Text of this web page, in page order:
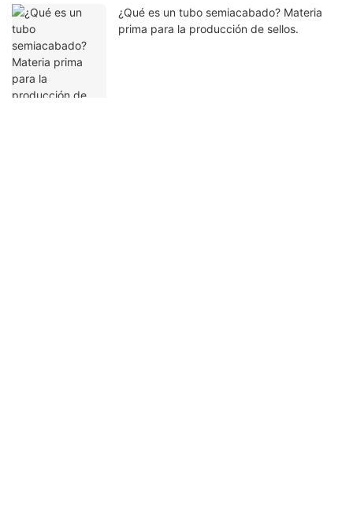
¿Qué es un tubo semiacabado? Materia
prima para la producción de sellos.